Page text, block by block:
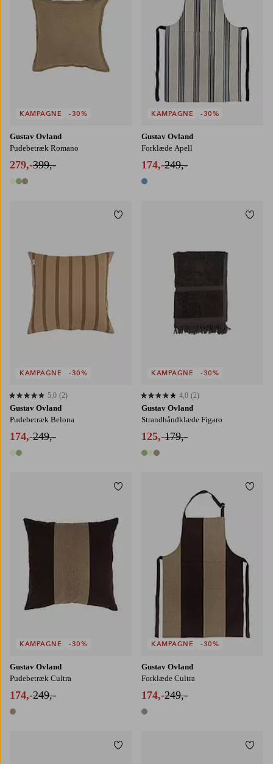
Gustav Ovland
Pudebetræk Romano
279,-399,-
3 farver
KAMPAGNE -30%
Gustav Ovland
Forklæde Apell
174,-249,-
1 farve
KAMPAGNE -30%
Gustav Ovland
Pudebetræk Belona
174,-249,-
2 farver
5,0 baseret på 2 bedømmelser
5,0 (2)
KAMPAGNE -30%
Tilføj til favoritter
Gustav Ovland
Strandhåndklæde Figaro
125,-179,-
3 farver
4,0 baseret på 2 bedømmelser
4,0 (2)
KAMPAGNE -30%
Gustav Ovland
Pudebetræk Cultra
174,-249,-
1 farve
KAMPAGNE -30%
Tilføj til favoritter
Gustav Ovland
Forklæde Cultra
174,-249,-
1 farve
KAMPAGNE -30%
Tilføj til favoritter